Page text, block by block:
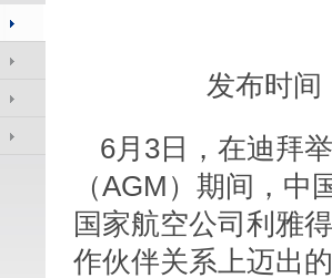
发布时间
6月3日，在迪拜
（AGM）期间，
国家航空公司利雅
作伙伴关系上迈出